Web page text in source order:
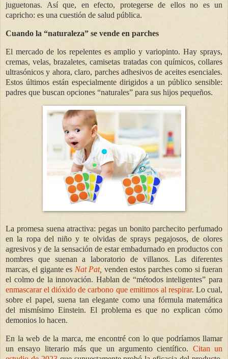
juguetonas. Así que, en efecto, protegerse de ellos no es un
capricho: es una cuestión de salud pública.
Cuando la “naturaleza” se vende en parches
El mercado de los repelentes es amplio y variopinto. Hay sprays,
cremas, velas, brazaletes, camisetas tratadas con químicos, collares
ultrasónicos y ahora, claro, parches adhesivos de aceites esenciales.
Estos últimos están especialmente dirigidos a un público sensible:
padres que buscan opciones “naturales” para sus hijos pequeños.
La promesa suena atractiva: pegas un bonito parchecito perfumado
en la ropa del niño y te olvidas de sprays pegajosos, de olores
agresivos y de la sensación de estar embadurnado en productos con
nombres que suenan a laboratorio de villanos. Las diferentes
marcas, el gigante es Nat Pat, venden estos parches como si fueran
el colmo de la innovación. Hablan de “métodos inteligentes” para
enmascarar el dióxido de carbono que emitimos al respirar. Lo cual,
sobre el papel, suena tan elegante como una fórmula matemática
del mismísimo Einstein. El problema es que no explican cómo
demonios lo hacen.
En la web de la marca, me encontré con lo que podríamos llamar
un ensayo literario más que un argumento científico. Citan un